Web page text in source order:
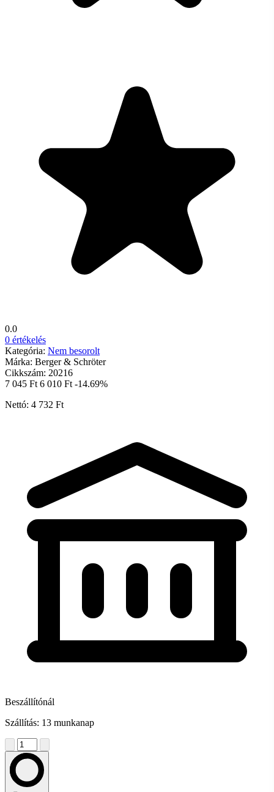
0.0
0 értékelés
Kategória: Nem besorolt
Márka: Berger & Schröter
Cikkszám: 20216
7 045 Ft 6 010 Ft -14.69%
Nettó: 4 732 Ft
Beszállítónál
Szállítás: 13 munkanap